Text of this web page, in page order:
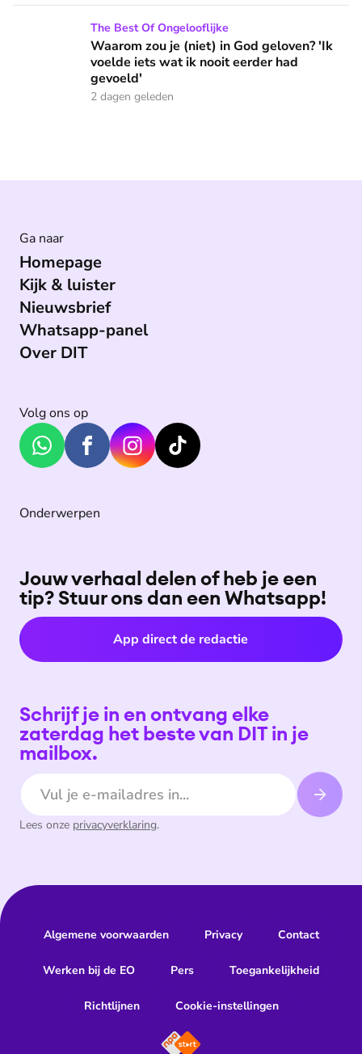
Waarom zou je (niet) in God geloven? 'Ik voelde iets wat
The Best Of Ongelooflijke
Waarom zou je (niet) in God geloven? 'Ik
voelde iets wat ik nooit eerder had
gevoeld'
2 dagen geleden
Ga naar
Homepage
Kijk & luister
Nieuwsbrief
Whatsapp-panel
Over DIT
Volg ons op
Onderwerpen
Jouw verhaal delen of heb je een
tip? Stuur ons dan een Whatsapp!
App direct de redactie
Schrijf je in en ontvang elke
zaterdag het beste van DIT in je
mailbox.
E-mailadres
Lees onze privacyverklaring.
Algemene voorwaarden Privacy Contact
Werken bij de EO Pers Toegankelijkheid
Richtlijnen Cookie-instellingen